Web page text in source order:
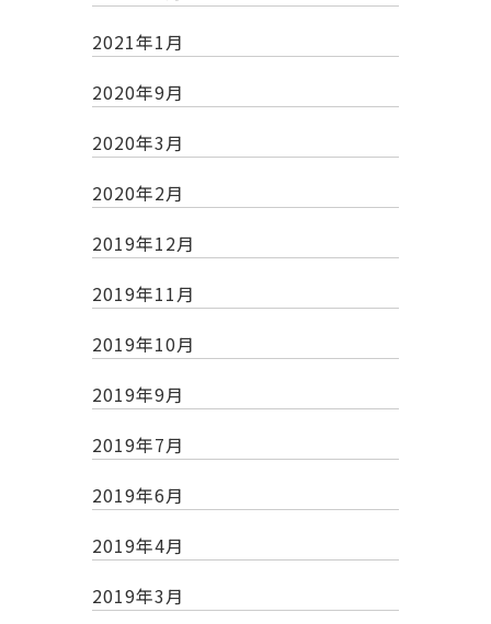
2021年1月
2020年9月
2020年3月
2020年2月
2019年12月
2019年11月
2019年10月
2019年9月
2019年7月
2019年6月
2019年4月
2019年3月